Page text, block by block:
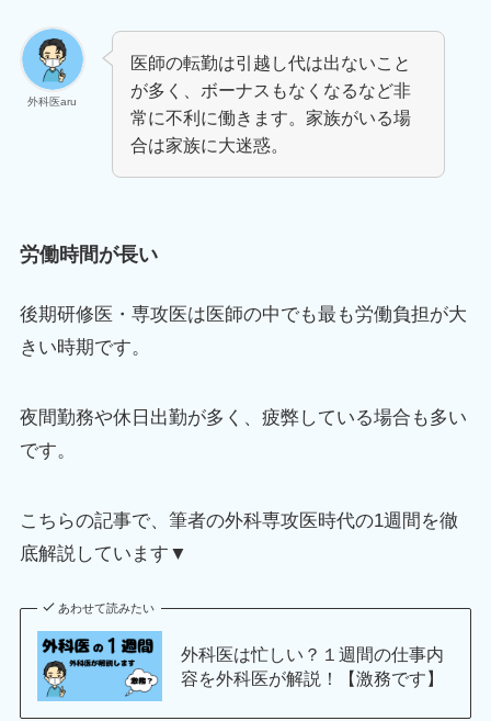
外科医aru
医師の転勤は引越し代は出ないこと
が多く、ボーナスもなくなるなど非
常に不利に働きます。家族がいる場
合は家族に大迷惑。
労働時間が長い
後期研修医・専攻医は医師の中でも最も労働負担が大
きい時期です。
夜間勤務や休日出勤が多く、疲弊している場合も多い
です。
こちらの記事で、筆者の外科専攻医時代の1週間を徹
底解説しています▼
あわせて読みたい
外科医は忙しい？１週間の仕事内
容を外科医が解説！【激務です】